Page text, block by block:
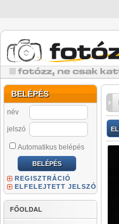
BELÉPÉS
név
jelszó
Automatikus belépés
REGISZTRÁCIÓ
ELFELEJTETT JELSZÓ
FŐOLDAL